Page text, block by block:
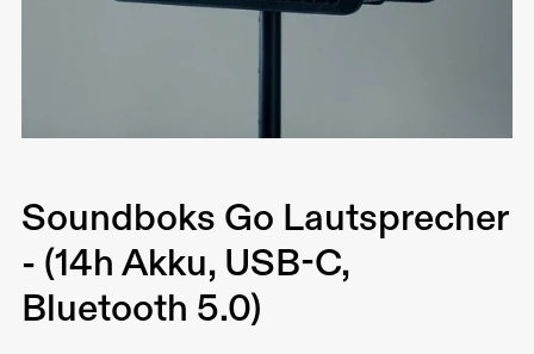
Soundboks Go Lautsprecher
- (14h Akku, USB-C,
Bluetooth 5.0)